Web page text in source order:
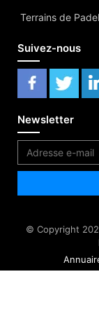
Terrains de Padel
Suivez-nous
Newsletter
© Copyright